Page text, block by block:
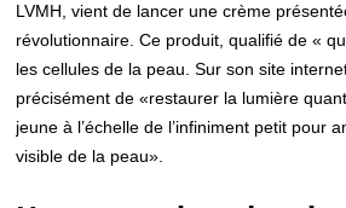
LVMH, vient de lancer une crème
révolutionnaire. Ce produit, qualifié de «
les cellules de la peau. Sur son site
précisément de «restaurer la lumière
jeune à l’échelle de l’infiniment petit pour
visible de la peau».